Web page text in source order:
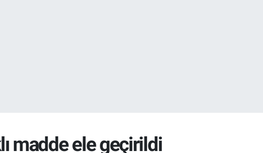
madde ele geçirildi